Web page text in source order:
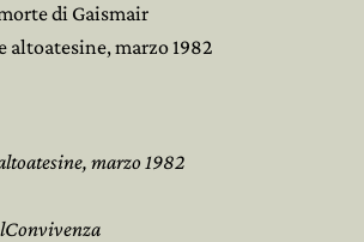
di Gaismair
altoatesine, marzo 1982
marzo 1982